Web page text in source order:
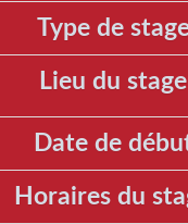
Type de
Lieu du
Date de
Horaires du